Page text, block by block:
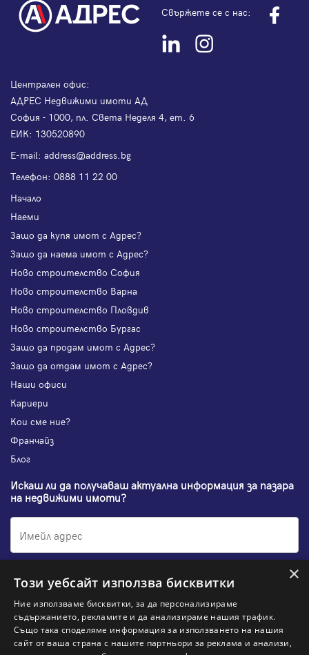
Свържете се с нас:
Централен офис:
АДРЕС Недвижими имоти АД
София - 1000, пл. Света Неделя 4, ет. 6
ЕИК: 130520890
Е-mail: address@address.bg
Телефон: 0888 11 22 00
Начало
Наеми
Защо да купя имот с Адрес?
Защо да наема имот с Адрес?
Ново строителство София
Ново строителство Варна
Ново строителство Пловдив
Ново строителство Бургас
Защо да продам имот с Адрес?
Защо да отдам имот с Адрес?
Наши офиси
Кариери
Кои сме ние?
Франчайз
Блог
Искаш ли да получаваш актуална информация за пазара
на недвижими имоти?
Абонирам се
НАЙ-ПОПУЛЯРНИ ТЪРСЕНИЯ:
×
Този уебсайт използва бисквитки
Ние използваме бисквитки, за да персонализираме
съдържанието, рекламите и да анализираме нашия трафик.
Също така споделяме информация за използването на нашия
сайт от ваша страна с нашите партньори за реклама и анализи,